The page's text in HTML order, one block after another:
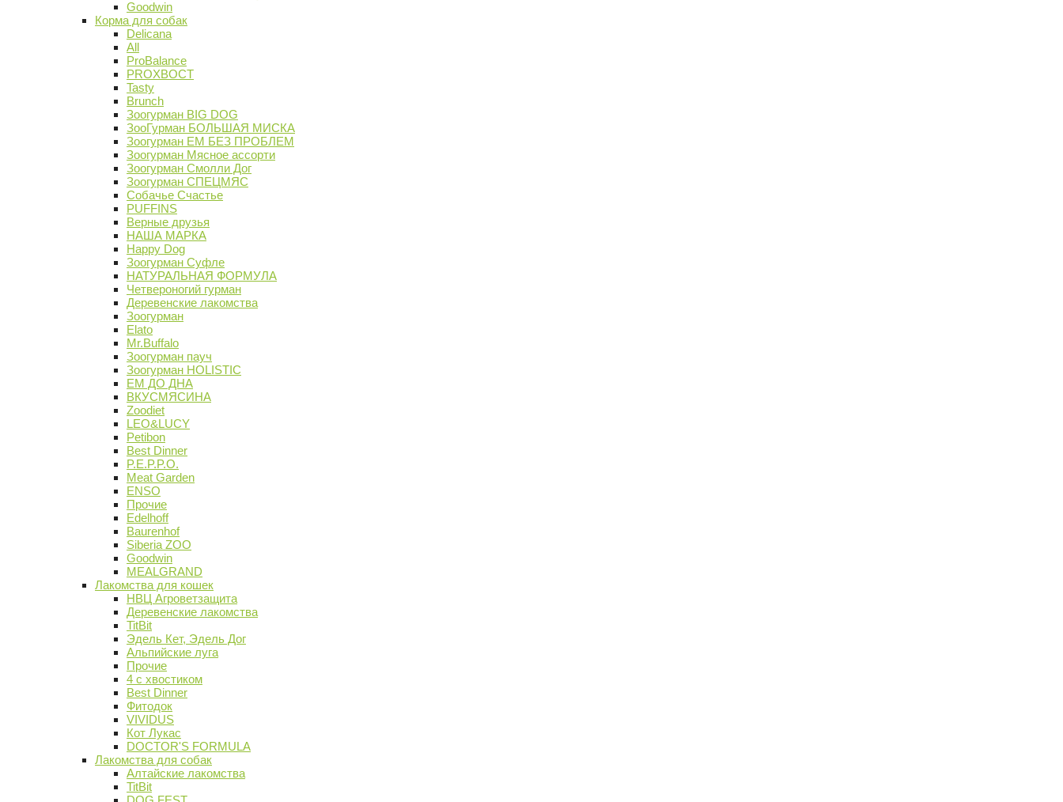
Goodwin
Корма для собак
Delicana
All
ProBalance
PROХВОСТ
Tasty
Brunch
Зоогурман BIG DOG
ЗооГурман БОЛЬШАЯ МИСКА
Зоогурман ЕМ БЕЗ ПРОБЛЕМ
Зоогурман Мясное ассорти
Зоогурман Смолли Дог
Зоогурман СПЕЦМЯС
Собачье Счастье
PUFFINS
Верные друзья
НАША МАРКА
Happy Dog
Зоогурман Суфле
НАТУРАЛЬНАЯ ФОРМУЛА
Четвероногий гурман
Деревенские лакомства
Зоогурман
Elato
Mr.Buffalo
Зоогурман пауч
Зоогурман HOLISTIC
ЕМ ДО ДНА
ВКУСМЯСИНА
Zoodiet
LEO&LUCY
Petibon
Best Dinner
P.E.P.P.O.
Meat Garden
ENSO
Прочие
Edelhoff
Baurenhof
Siberia ZOO
Goodwin
MEALGRAND
Лакомства для кошек
НВЦ Агроветзащита
Деревенские лакомства
TitBit
Эдель Кет, Эдель Дог
Альпийские луга
Прочие
4 с хвостиком
Best Dinner
Фитодок
VIVIDUS
Кот Лукас
DOCTOR'S FORMULA
Лакомства для собак
Алтайские лакомства
TitBit